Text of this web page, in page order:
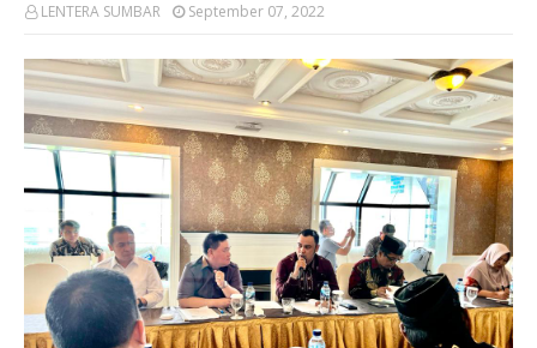
LENTERA SUMBAR September 07, 2022